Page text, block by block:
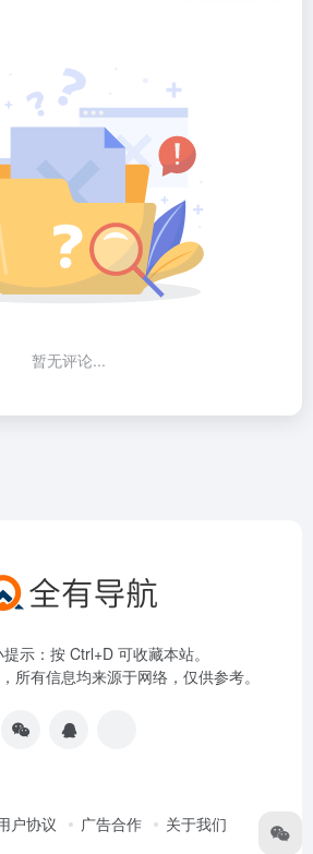
暂无评论...
示：按 Ctrl+D 可收藏本站。
所有信息均来源于网络，仅供参考。
户协议 广告合作
关于我们